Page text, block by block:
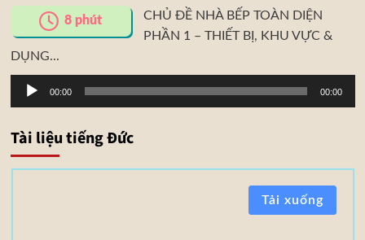
8 phút
CHỦ ĐỀ NHÀ BẾP TOÀN DIỆN
PHẦN 1 – THIẾT BỊ, KHU VỰC &
DỤNG...
Trình
thanh
00:00 00:00
Tài liệu tiếng Đức
Tải xuống